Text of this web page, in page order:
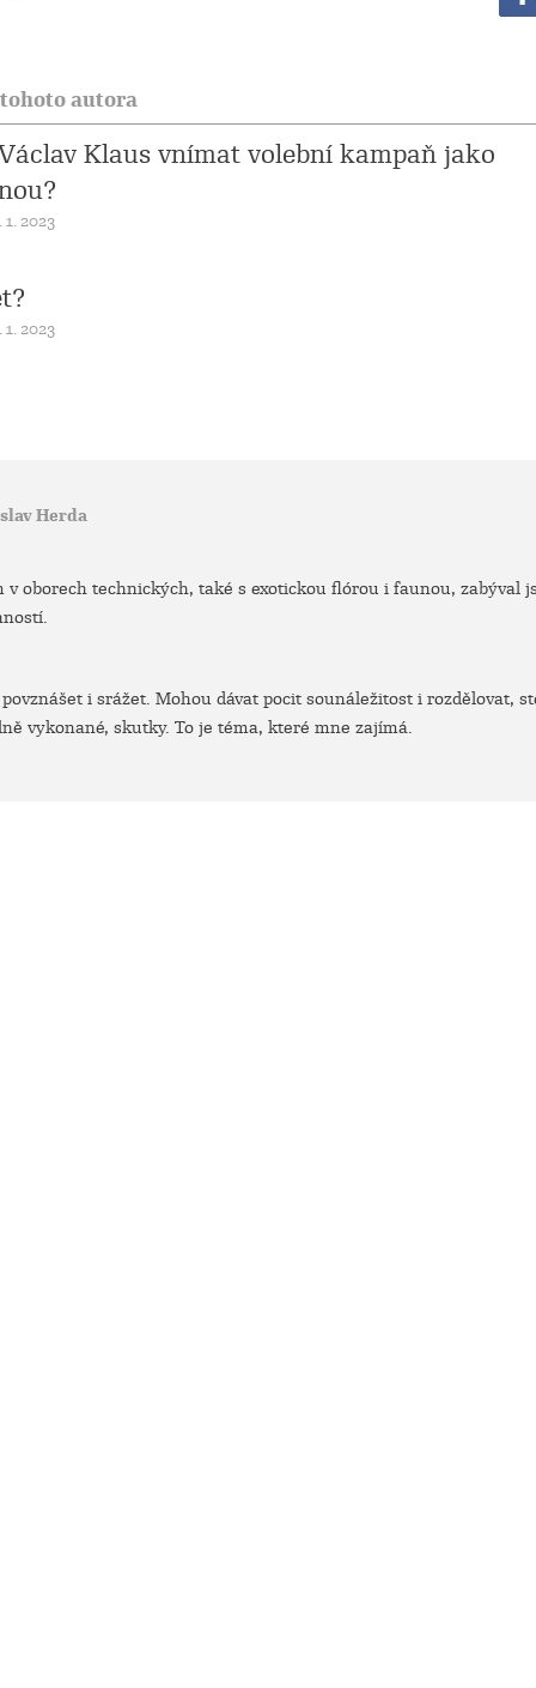
autora
Klaus vnímat volební kampaň jako
1. 2023
1. 2023
Herda
v oborech technických, také s exotickou flórou i faunou, zabýval
i srážet. Mohou dávat pocit sounáležitost i rozdělovat,
vykonané, skutky. To je téma, které mne zajímá.